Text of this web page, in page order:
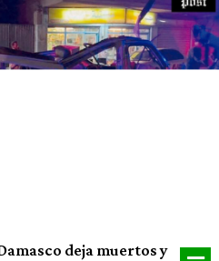
deja muertos y